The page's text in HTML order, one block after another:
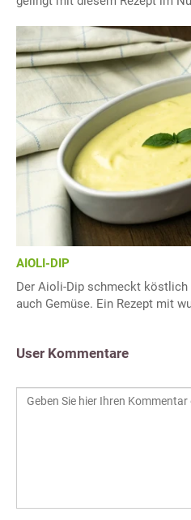
AIOLI-DIP
Der Aioli-Dip schmeckt köstlich
auch Gemüse. Ein Rezept mit
User Kommentare